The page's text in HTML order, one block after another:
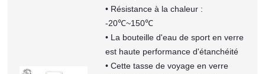
• Résistance à la chaleur :
-20℃~150℃
• La bouteille d'eau de sport en verre
est haute performance d'étanchéité
• Cette tasse de voyage en verre